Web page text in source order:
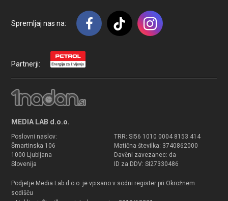
Spremljaj nas na:
Partnerji:
MEDIA LAB d.o.o.
Poslovni naslov:
Šmartinska 106
1000 Ljubljana
Slovenija
TRR: SI56 1010 0004 8153 414
Matična številka: 3740862000
Davčni zavezanec: da
ID za DDV: SI27330486
Podjetje Media Lab d.o.o. je vpisano v sodni register pri Okrožnem
sodišču